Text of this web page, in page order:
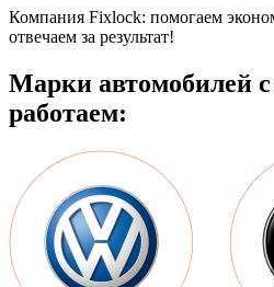
Компания Fixlock: помогаем
отвечаем за результат!
Марки автомобилей
работаем: